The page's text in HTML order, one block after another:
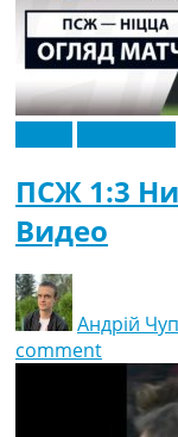
ПСЖ 1:3
Видео
Андрій
comment